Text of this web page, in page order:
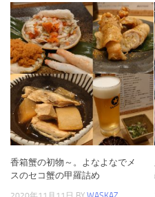
香箱蟹の初物～。よなよなでメ
スのセコ蟹の甲羅詰め